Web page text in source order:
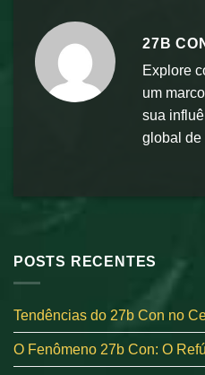
27B
Explore
um
sua
global de
POSTS RECENTES
Tendências do 27b Con no
O Fenômeno 27b Con: O